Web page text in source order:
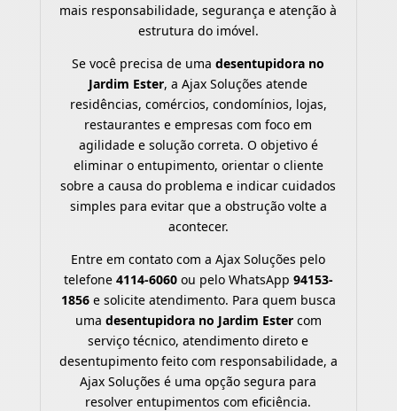
mais responsabilidade, segurança e atenção à
estrutura do imóvel.
Se você precisa de umadesentupidora no
Jardim Ester, a Ajax Soluções atende
residências, comércios, condomínios, lojas,
restaurantes e empresas com foco em
agilidade e solução correta. O objetivo é
eliminar o entupimento, orientar o cliente
sobre a causa do problema e indicar cuidados
simples para evitar que a obstrução volte a
acontecer.
Entre em contato com a Ajax Soluções pelo
telefone 4114-6060ou pelo WhatsApp 94153-
1856e solicite atendimento. Para quem busca
uma desentupidora no Jardim Estercom
serviço técnico, atendimento direto e
desentupimento feito com responsabilidade, a
Ajax Soluções é uma opção segura para
resolver entupimentos com eficiência.